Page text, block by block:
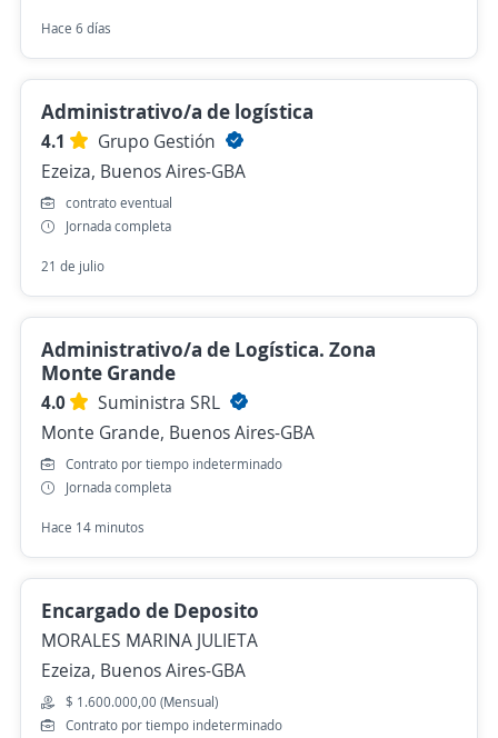
Hace 6 días
Administrativo/a de logística
4.1
Grupo Gestión
Ezeiza, Buenos Aires-GBA
contrato eventual
Jornada completa
21 de julio
Administrativo/a de Logística. Zona
Monte Grande
4.0
Suministra SRL
Monte Grande, Buenos Aires-GBA
Contrato por tiempo indeterminado
Jornada completa
Hace 14 minutos
Encargado de Deposito
MORALES MARINA JULIETA
Ezeiza, Buenos Aires-GBA
$ 1.600.000,00 (Mensual)
Contrato por tiempo indeterminado